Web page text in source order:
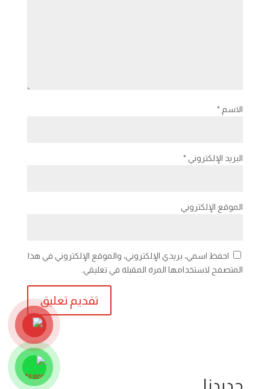
الاسم *
البريد الإلكتروني*
الموقع الإلكتروني
احفظ اسمي، بريدي الإلكتروني، والموقع الإلكتروني في هذا
المتصفح لاستخدامها المرة المقبلة في تعليقي.
جديدنا